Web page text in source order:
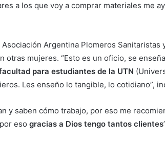
a los que voy a comprar materiales me
Argentina Plomeros Sanitaristas
otras mujeres. “Esto es un oficio, se
para estudiantes de la UTN
Les enseño lo tangible, lo cotidiano”,
y saben cómo trabajo, por eso me
esogracias a Dios tengo tantos clientes